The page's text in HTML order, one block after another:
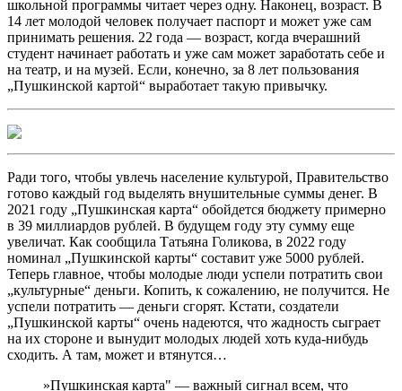
школьной программы читает через одну. Наконец, возраст. В
14 лет молодой человек получает паспорт и может уже сам
принимать решения. 22 года — возраст, когда вчерашний
студент начинает работать и уже сам может заработать себе и
на театр, и на музей. Если, конечно, за 8 лет пользования
„Пушкинской картой“ выработает такую привычку.
Ради того, чтобы увлечь население культурой, Правительство
готово каждый год выделять внушительные суммы денег. В
2021 году „Пушкинская карта“ обойдется бюджету примерно
в 39 миллиардов рублей. В будущем году эту сумму еще
увеличат. Как сообщила Татьяна Голикова, в 2022 году
номинал „Пушкинской карты“ составит уже 5000 рублей.
Теперь главное, чтобы молодые люди успели потратить свои
„культурные“ деньги. Копить, к сожалению, не получится. Не
успели потратить — деньги сгорят. Кстати, создатели
„Пушкинской карты“ очень надеются, что жадность сыграет
на их стороне и вынудит молодых людей хоть куда-нибудь
сходить. А там, может и втянутся…
»Пушкинская карта" — важный сигнал всем, что